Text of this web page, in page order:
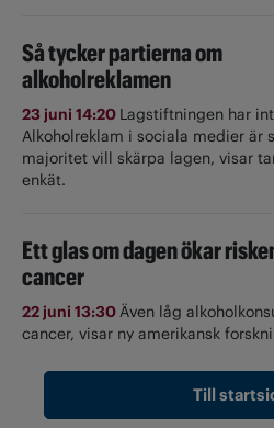
Så tycker partierna om
alkoholreklamen
23 juni 14:20 Lagstiftningen har
Alkoholreklam i sociala medier är
majoritet vill skärpa lagen, visar
enkät.
Ett glas om dagen ökar
cancer
22 juni 13:30Även låg
cancer, visar ny amerikansk
Till